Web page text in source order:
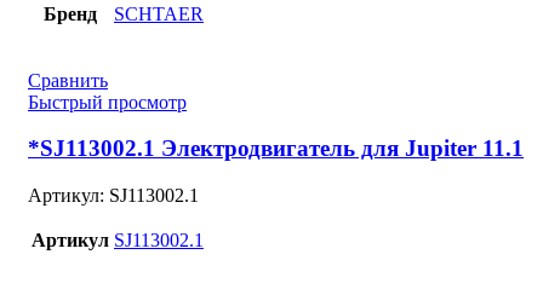
Бренд SCHTAER
Сравнить
Быстрый просмотр
*SJ113002.1 Электродвигатель для Jupiter 11.1
Артикул: SJ113002.1
Артикул SJ113002.1